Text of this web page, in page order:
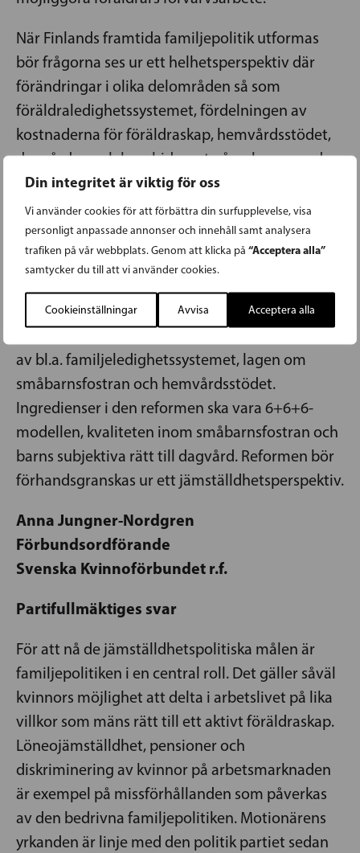
Din integritet är viktig för oss
Vi använder cookies för att förbättra din surfupplevelse, visa
personligt anpassade annonser och innehåll samt analysera
trafiken på vår webbplats. Genom att klicka på “Acceptera alla”
samtycker du till att vi använder cookies.
Cookieinställningar Avvisa Acceptera alla
När Finlands framtida familjepolitik utformas
bör frågorna ses ur ett helhetsperspektiv där
förändringar i olika delområden så som
föräldraledighetssystemet, fördelningen av
kostnaderna för föräldraskap, hemvårdsstödet,
dagvården och barnbidraget påverkar varandra.
Reformer bör föregås av
könskonsekvensanalyser.
Svenska Kvinnoförbundet yrkar på att
Svenska folkpartiets representanter i
riksdag och regering verkar för:
av bl.a. familjeledighetssystemet, lagen om
småbarnsfostran och hemvårdsstödet.
Ingredienser i den reformen ska vara 6+6+6-
modellen, kvaliteten inom småbarnsfostran och
barns subjektiva rätt till dagvård. Reformen bör
förhandsgranskas ur ett jämställdhetsperspektiv.
Anna Jungner-Nordgren
Förbundsordförande
Svenska Kvinnoförbundet r.f.
Partifullmäktiges svar
För att nå de jämställdhetspolitiska målen är
familjepolitiken i en central roll. Det gäller såväl
kvinnors möjlighet att delta i arbetslivet på lika
villkor som mäns rätt till ett aktivt föräldraskap.
Löneojämställdhet, pensioner och
diskriminering av kvinnor på arbetsmarknaden
är exempel på missförhållanden som påverkas
av den bedrivna familjepolitiken. Motionärens
yrkanden är linje med den politik partiet sedan